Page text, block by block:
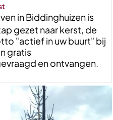
in Biddinghuizen is
gezet naar kerst, de
"actief in uw buurt" bij
gratis
en ontvangen.